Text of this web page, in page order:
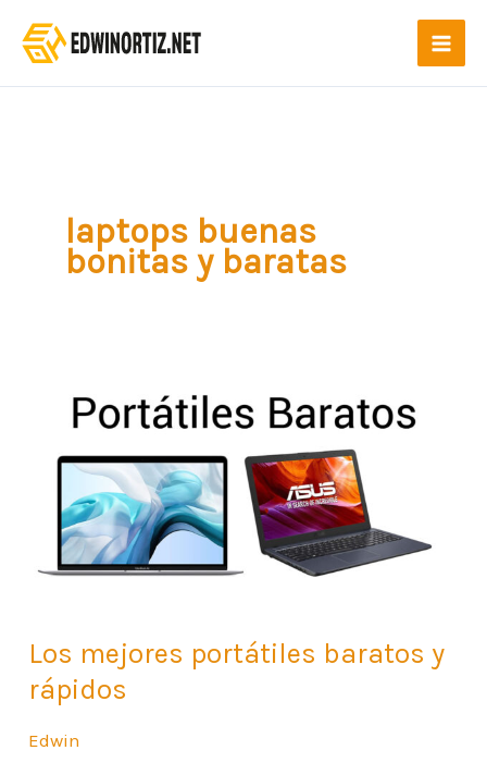
laptops buenas
bonitas y baratas
Los mejores portátiles baratos y
rápidos
Edwin
mejores
baratos
rápidos